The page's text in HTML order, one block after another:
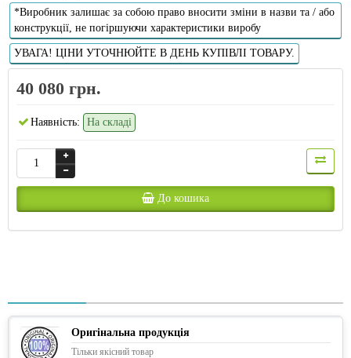
*Виробник залишає за собою право вносити зміни в назви та / або
конструкції, не погіршуючи характеристики виробу
УВАГА! ЦІНИ УТОЧНЮЙТЕ В ДЕНЬ КУПІВЛІ ТОВАРУ.
40 080 грн.
Наявність: На складі
До кошика
Оригінальна продукція
Тільки якісний товар